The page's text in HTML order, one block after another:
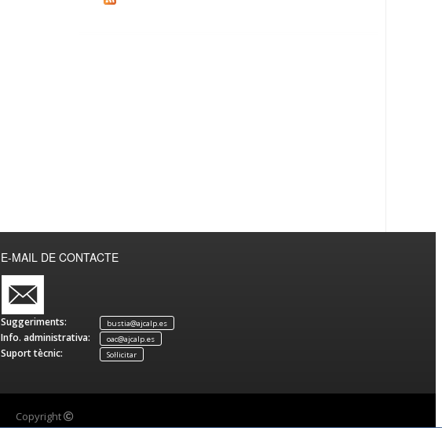
E-MAIL DE CONTACTE
Suggeriments: bustia@ajcalp.es
Info. administrativa: oac@ajcalp.es
Suport tècnic: Sol·licitar
Copyright